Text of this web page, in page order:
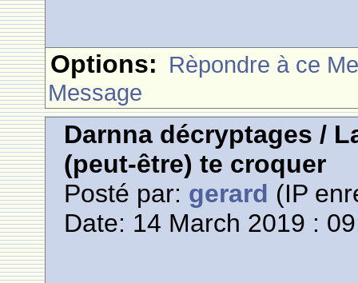
Options: Rèpondre à ce
Message
Darnna décryptages /
(peut-être) te croquer
Posté par: gerard (IP
Date: 14 March 2019 :